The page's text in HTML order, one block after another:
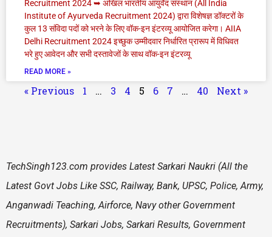
Recruitment 2024 ➥ अखिल भारतीय आयुर्वेद संस्थान (All India
Institute of Ayurveda Recruitment 2024) द्वारा विशेषज्ञ डॉक्टरों के
कुल 13 संविदा पदों को भरने के लिए वॉक-इन इंटरव्यू आयोजित करेगा। AIIA
Delhi Recruitment 2024 इच्छुक उम्मीदवार निर्धारित प्रारूप में विधिवत
भरे हुए आवेदन और सभी दस्तावेजों के साथ वॉक-इन इंटरव्यू
READ MORE »
« Previous 1 … 3 4 5 6 7 … 40 Next »
TechSingh123.com provides Latest Sarkari Naukri (All the
Latest Govt Jobs Like SSC, Railway, Bank, UPSC, Police, Army,
Anganwadi Teaching, Airforce, Navy other Government
Recruitments), Sarkari Jobs, Sarkari Results, Government